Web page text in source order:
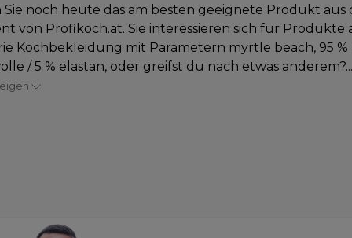
Sie noch heute das am besten geeignete Produkt aus
von Profikoch.at. Sie interessieren sich für Produkte
Kochbekleidung mit Parametern myrtle beach, 95 %
/ 5 % elastan, oder greifst du nach etwas